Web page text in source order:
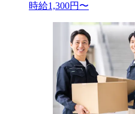
時給1,300円〜